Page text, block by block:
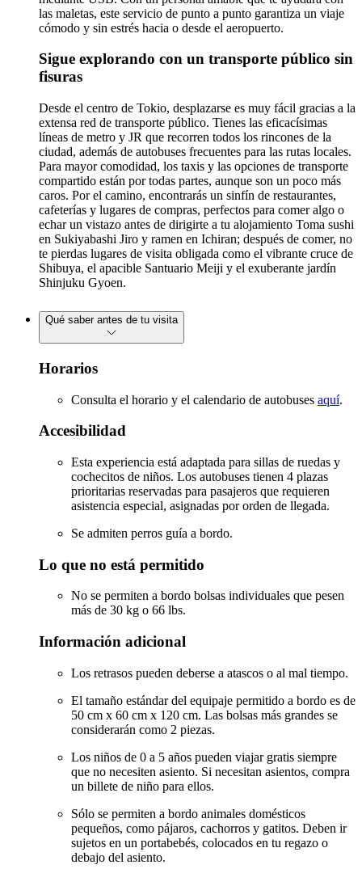
las maletas, este servicio de punto a punto garantiza un viaje
cómodo y sin estrés hacia o desde el aeropuerto.
Sigue explorando con un transporte público sin
fisuras
Desde el centro de Tokio, desplazarse es muy fácil gracias a la
extensa red de transporte público. Tienes las eficacísimas
líneas de metro y JR que recorren todos los rincones de la
ciudad, además de autobuses frecuentes para las rutas locales.
Para mayor comodidad, los taxis y las opciones de transporte
compartido están por todas partes, aunque son un poco más
caros. Por el camino, encontrarás un sinfín de restaurantes,
cafeterías y lugares de compras, perfectos para comer algo o
echar un vistazo antes de dirigirte a tu alojamiento Toma sushi
en Sukiyabashi Jiro y ramen en Ichiran; después de comer, no
te pierdas lugares de visita obligada como el vibrante cruce de
Shibuya, el apacible Santuario Meiji y el exuberante jardín
Shinjuku Gyoen.
Qué saber antes de tu visita
Horarios
Consulta el horario y el calendario de autobuses aquí.
Accesibilidad
Esta experiencia está adaptada para sillas de ruedas y
cochecitos de niños. Los autobuses tienen 4 plazas
prioritarias reservadas para pasajeros que requieren
asistencia especial, asignadas por orden de llegada.
Se admiten perros guía a bordo.
Lo que no está permitido
No se permiten a bordo bolsas individuales que pesen
más de 30 kg o 66 lbs.
Información adicional
Los retrasos pueden deberse a atascos o al mal tiempo.
El tamaño estándar del equipaje permitido a bordo es de
50 cm x 60 cm x 120 cm. Las bolsas más grandes se
considerarán como 2 piezas.
Los niños de 0 a 5 años pueden viajar gratis siempre
que no necesiten asiento. Si necesitan asientos, compra
un billete de niño para ellos.
Sólo se permiten a bordo animales domésticos
pequeños, como pájaros, cachorros y gatitos. Deben ir
sujetos en un portabebés, colocados en tu regazo o
debajo del asiento.